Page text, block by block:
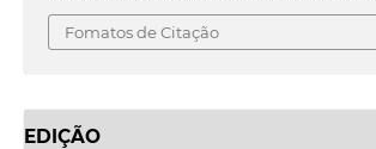
Fomatos de Citação
EDIÇÃO